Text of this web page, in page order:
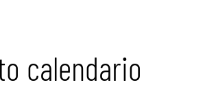
calendario